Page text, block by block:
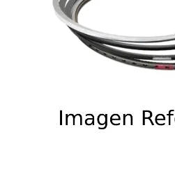
cantidad